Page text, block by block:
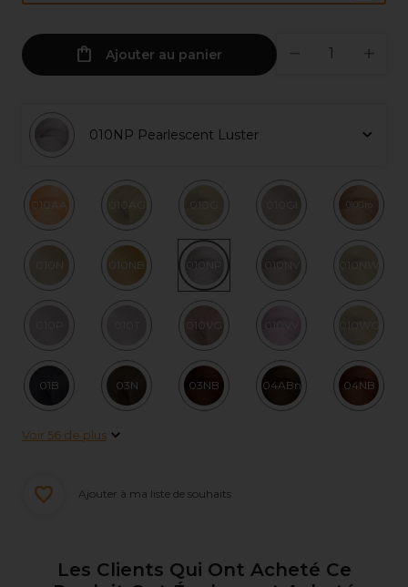
Ajouter au panier
010NP Pearlescent Luster
010AA 010AG 010G 010GI 010Gro
010N 010NB 010NP 010NV 010NW
010VG 010VV 010WG
01B 03N 03NB 04ABn 04NB
Voir 56 de plus
Ajouter à ma liste de souhaits
Les Clients Qui Ont Acheté Ce